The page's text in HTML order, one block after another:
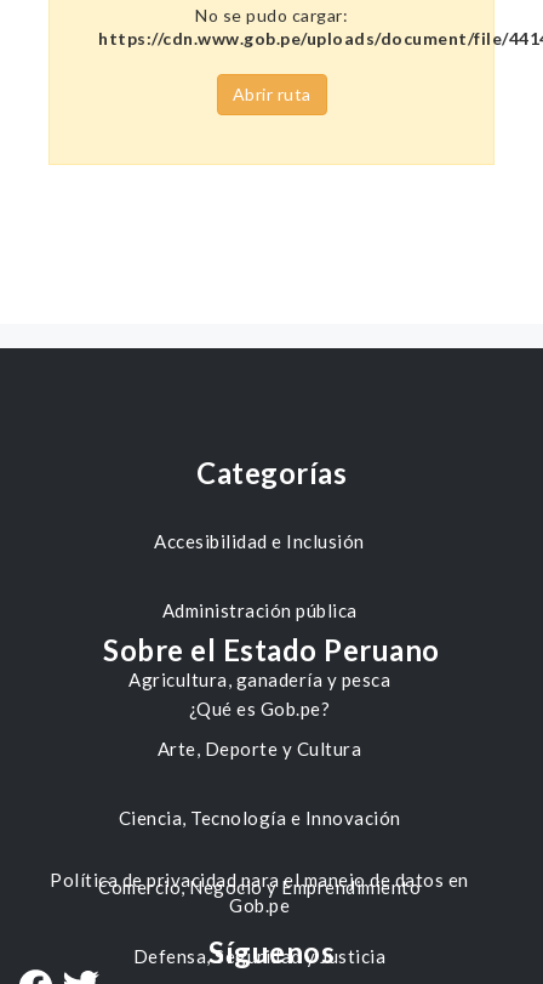
No se pudo cargar:
https://cdn.www.gob.pe/uploads/document/file/
Abrir ruta
Categorías
Accesibilidad e Inclusión
Administración pública
Agricultura, ganadería y pesca
Arte, Deporte y Cultura
Ciencia, Tecnología e Innovación
Comercio, Negocio y Emprendimiento
Defensa, Seguridad y Justicia
Sobre el Estado Peruano
¿Qué es Gob.pe?
Política de privacidad para el manejo de datos en
Gob.pe
Síguenos